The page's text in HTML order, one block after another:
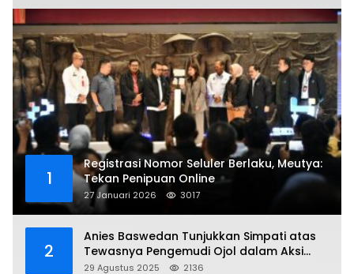
1
Registrasi Nomor Seluler Berlaku, Meutya:
Tekan Penipuan Online
27 Januari 2026 3017
2
Anies Baswedan Tunjukkan Simpati atas
Tewasnya Pengemudi Ojol dalam Aksi
Demo
29 Agustus 2025 2136